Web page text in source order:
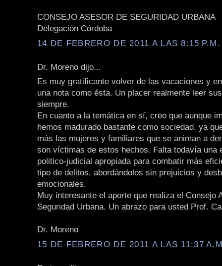
CONSEJO ASESOR DE SEGURIDAD URBANA
Delegación Córdoba
14 DE FEBRERO DE 2011 A LAS 8:15 P.M.
Dr. Moreno dijo...
Es muy gratificante volver de las vacaciones y
una nota como ésta. Un placer realmente leer
siempre.
En cuanto a la temática en sí, creo que aunque
hemos madurado bastante como sociedad, ya
más las mujeres y familiares que se animan a
son víctimas de estos hechos. Falta todavía una
politico-judicial apropiada para combatir más
tipo de delitos, abordándolos sin prejuicios y
emocionales.
Muy interesante el aporte que realiza el Consejo
Seguridad Urbana. Un abrazo para usted Prof.
Dr. Moreno
15 DE FEBRERO DE 2011 A LAS 11:37